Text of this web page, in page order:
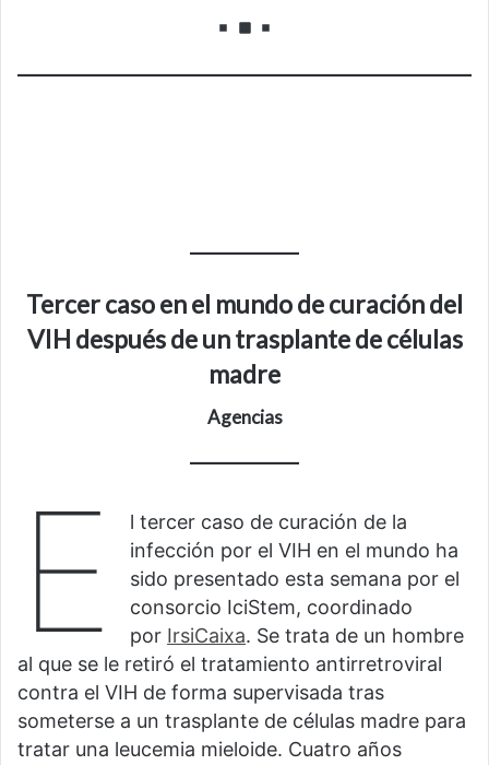
Tercer caso en el mundo de curación del
VIH después de un trasplante de células
madre
Agencias
E
l tercer caso de curación de la
infección por el VIH en el mundo ha
sido presentado esta semana por el
consorcio IciStem, coordinado
por IrsiCaixa. Se trata de un hombre
al que se le retiró el tratamiento antirretroviral
contra el VIH de forma supervisada tras
someterse a un trasplante de células madre para
tratar una leucemia mieloide. Cuatro años